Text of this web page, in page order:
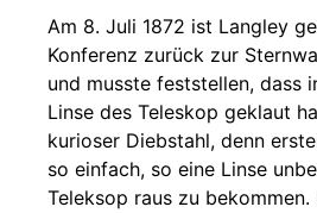
Am 8. Juli 1872 ist Langley
Konferenz zurück zur
und musste feststellen, dass
Linse des Teleskop geklaut
kurioser Diebstahl, denn
so einfach, so eine Linse
Teleksop raus zu